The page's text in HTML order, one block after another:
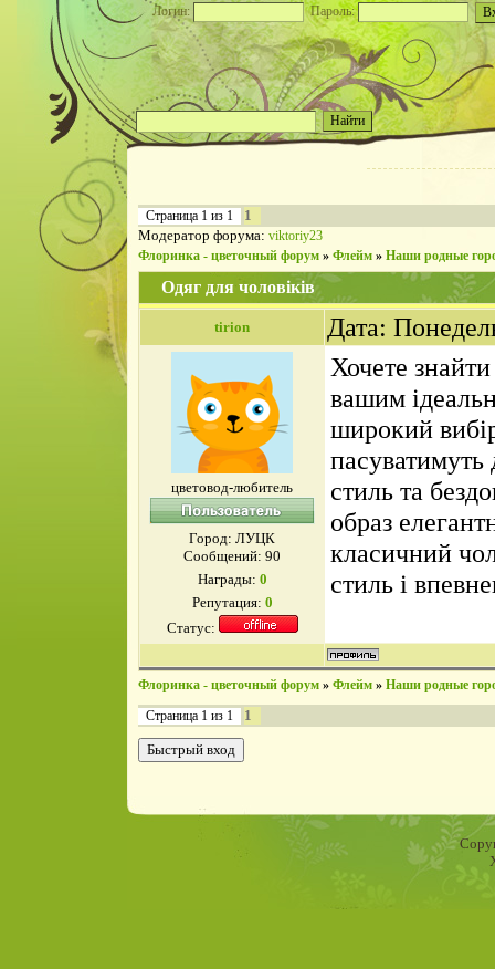
Логин: Пароль:
Страница 1 из 1
1
Модератор форума: viktoriy23
Флоринка - цветочный форум » Флейм » Наши родные
Одяг для чоловіків
tirion Дата:
цветовод-любитель
Город: ЛУЦК
Сообщений: 90
Награды: 0
Репутация: 0
Статус:
Хочете
вашим
широкий
стиль та
образ
класичний
стиль і
Флоринка - цветочный форум » Флейм » Наши родные
Страница 1 из 1 1